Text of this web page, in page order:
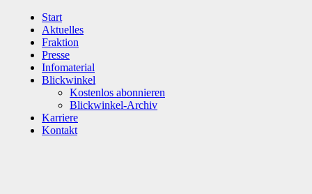
Start
Aktuelles
Fraktion
Presse
Infomaterial
Blickwinkel
Kostenlos abonnieren
Blickwinkel-Archiv
Karriere
Kontakt